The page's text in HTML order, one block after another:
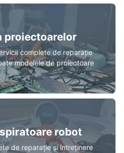
proiectoarelor
complete de reparație
modelele de proiectoare
robot
de reparație și întreținere